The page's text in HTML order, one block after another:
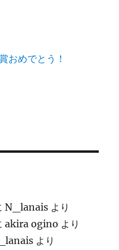
おめでとう！
N_lanais より
akira ogino より
より